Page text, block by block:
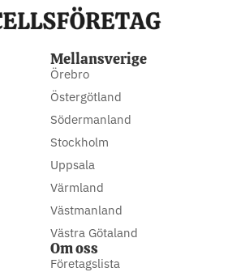
Mellansverige
Örebro
Östergötland
Södermanland
Stockholm
Uppsala
Värmland
Västmanland
Västra Götaland
Om oss
Företagslista